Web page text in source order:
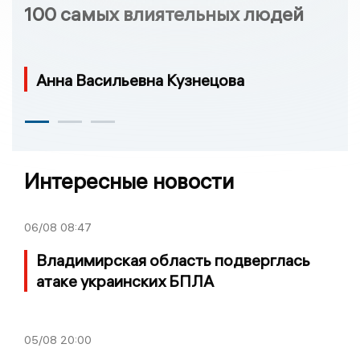
100 самых влиятельных людей
Анна Васильевна Кузнецова
Интересные новости
06/08 08:47
Владимирская область подверглась
атаке украинских БПЛА
05/08 20:00